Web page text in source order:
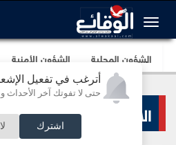
أترغب في تفعيل
حتى لا تفوتك آخر الأحداث
اشترك
الشؤون المحلية الشؤون الأمنية
الاخبار الرياضية